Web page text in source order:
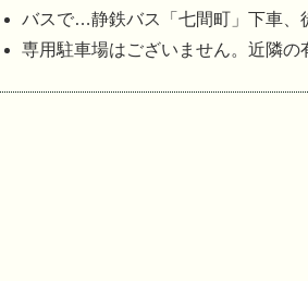
バスで…静鉄バス「七間町」下車、
専用駐車場はございません。近隣の